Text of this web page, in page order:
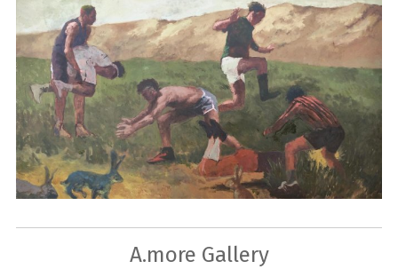
A.more Gallery